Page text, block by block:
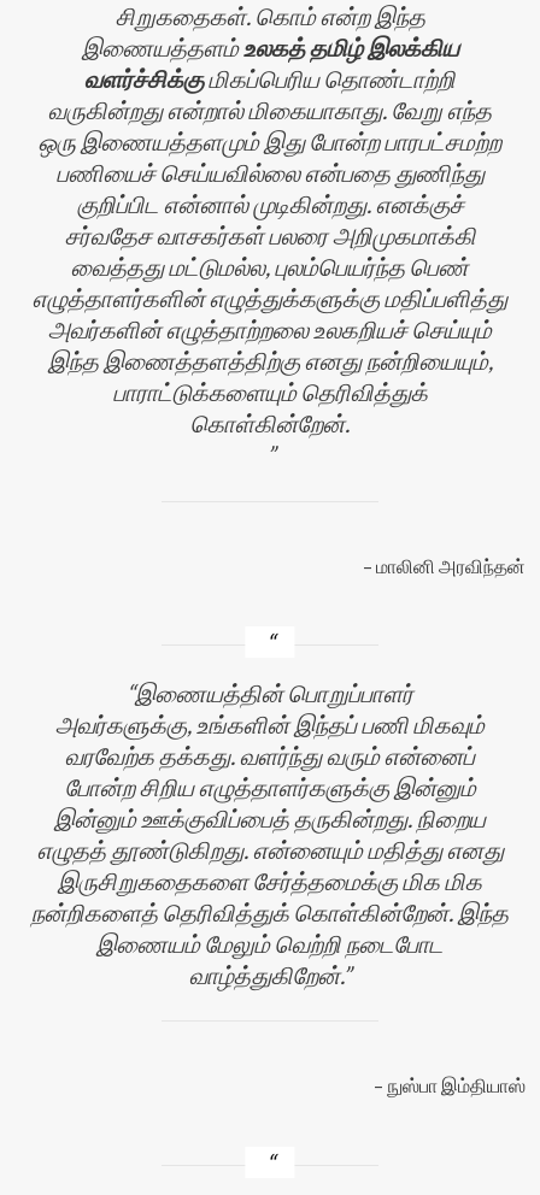
சிறுகதைகள். கொம் என்ற இந்த
இணையத்தளம்உலகத் தமிழ் இலக்கிய
வளர்ச்சிக்குமிகப்பெரிய தொண்டாற்றி
வருகின்றது என்றால் மிகையாகாது. வேறு எந்த
ஒரு இணையத்தளமும் இது போன்ற பாரபட்சமற்ற
பணியைச் செய்யவில்லை என்பதை துணிந்து
குறிப்பிட என்னால் முடிகின்றது. எனக்குச்
சர்வதேச வாசகர்கள் பலரை அறிமுகமாக்கி
வைத்தது மட்டுமல்ல, புலம்பெயர்ந்த பெண்
எழுத்தாளர்களின் எழுத்துக்களுக்கு மதிப்பளித்து
அவர்களின் எழுத்தாற்றலை உலகறியச் செய்யும்
இந்த இணைத்தளத்திற்கு எனது நன்றியையும்,
பாராட்டுக்களையும் தெரிவித்துக்
கொள்கின்றேன்.
மாலினி அரவிந்தன்
இணையத்தின் பொறுப்பாளர்
அவர்களுக்கு, உங்களின் இந்தப் பணி மிகவும்
வரவேற்க தக்கது. வளர்ந்து வரும் என்னைப்
போன்ற சிறிய எழுத்தாளர்களுக்கு இன்னும்
இன்னும் ஊக்குவிப்பைத் தருகின்றது. நிறைய
எழுதத் தூண்டுகிறது. என்னையும் மதித்து எனது
இருசிறுகதைகளை சேர்த்தமைக்கு மிக மிக
நன்றிகளைத் தெரிவித்துக் கொள்கின்றேன். இந்த
இணையம் மேலும் வெற்றி நடைபோட
வாழ்த்துகிறேன்.
நுஸ்பா இம்தியாஸ்